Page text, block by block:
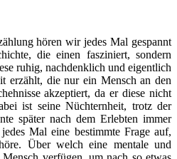
hören wir jedes Mal gespannt
die einen fasziniert, sondern
ruhig, nachdenklich und eigentlich
erzählt, die nur ein Mensch an den
akzeptiert, da er diese nicht
ist seine Nüchternheit, trotz der
später nach dem Erlebten immer
Mal eine bestimmte Frage auf,
Über welch eine mentale und